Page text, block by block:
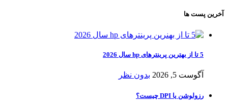
آخرین پست ها
5 تا از بهترین پرینترهای hp سال 2026
آگوست 5, 2026 بدون نظر
رزولوشن یا DPI چیست؟